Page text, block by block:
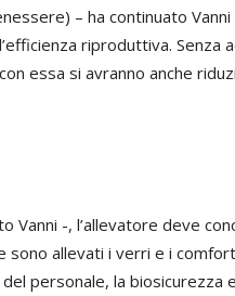
– ha continuato
riproduttiva. Senza
essa si avranno anche
-, l’allevatore deve
allevati i verri e i
personale, la biosicurezza